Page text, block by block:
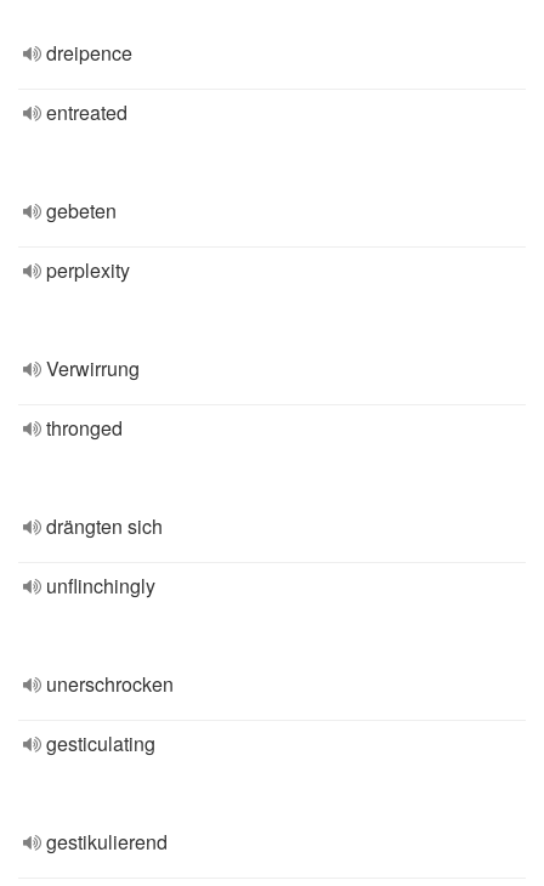
dreipence
entreated
gebeten
perplexity
Verwirrung
thronged
drängten sich
unflinchingly
unerschrocken
gesticulating
gestikulierend